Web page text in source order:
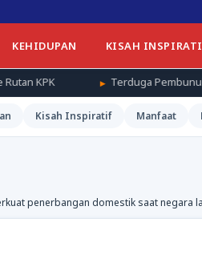
KEHIDUPAN KISAH
Terduga Pembunuh Bos Konter HP
Kisah Inspiratif Manfaat
penerbangan domestik saat negara